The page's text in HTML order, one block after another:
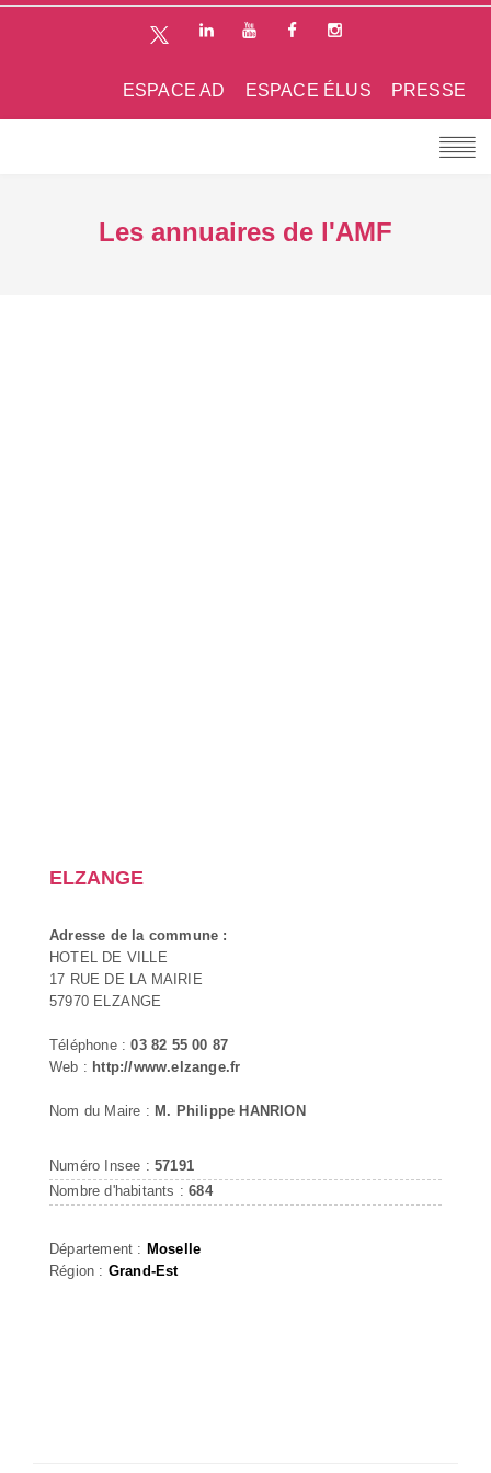
PRESSE
ESPACE ÉLUS
ESPACE AD
Les annuaires de l'AMF
ELZANGE
Adresse de la commune :
HOTEL DE VILLE
17 RUE DE LA MAIRIE
57970 ELZANGE
Téléphone :03 82 55 00 87
Web : http://www.elzange.fr
Nom du Maire : M. Philippe HANRION
Numéro Insee : 57191
Nombre d'habitants :684
Département : Moselle
Région : Grand-Est